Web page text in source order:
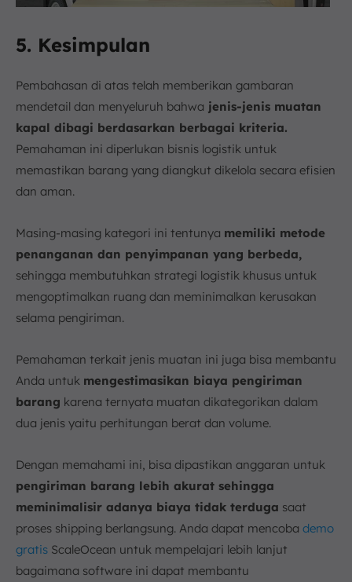
5. Kesimpulan
Pembahasan di atas telah memberikan gambaran
mendetail dan menyeluruh bahwa jenis-jenis muatan
kapal dibagi berdasarkan berbagai kriteria.
Pemahaman ini diperlukan bisnis logistik untuk
memastikan barang yang diangkut dikelola secara efisien
dan aman.
Masing-masing kategori ini tentunya memiliki metode
penanganan dan penyimpanan yang berbeda,
sehingga membutuhkan strategi logistik khusus untuk
mengoptimalkan ruang dan meminimalkan kerusakan
selama pengiriman.
Pemahaman terkait jenis muatan ini juga bisa membantu
Anda untuk mengestimasikan biaya pengiriman
barang karena ternyata muatan dikategorikan dalam
dua jenis yaitu perhitungan berat dan volume.
Dengan memahami ini, bisa dipastikan anggaran untuk
pengiriman barang lebih akurat sehingga
meminimalisir adanya biaya tidak terduga saat
proses shipping berlangsung. Anda dapat mencoba demo
gratis ScaleOcean untuk mempelajari lebih lanjut
bagaimana software ini dapat membantu